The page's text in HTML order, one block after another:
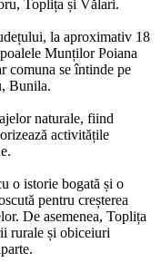
Toplița și Vălari.
la aproximativ 18
Munților Poiana
comuna se întinde pe
Bunila.
naturale, fiind
activitățile
o istorie bogată și o
pentru creșterea
De asemenea, Toplița
rurale și obiceiuri